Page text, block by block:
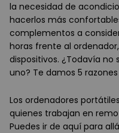
la necesidad de
hacerlos más
complementos a
horas frente al
dispositivos. ¿Todavía
uno? Te damos 5
Los ordenadores
quienes trabajan en
Puedes ir de aquí para